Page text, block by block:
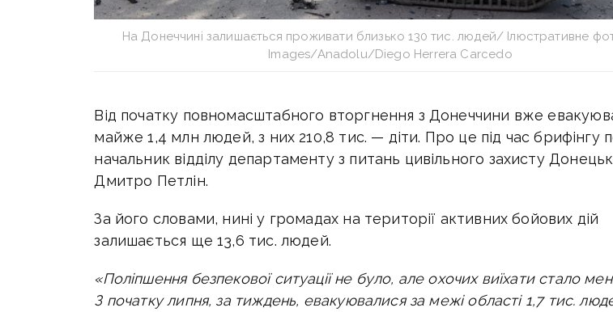
На Донеччині залишається проживати близько 130 тис. людей/ Ілюстративне
Images/Anadolu/Diego Herrera Carcedo
Від початку повномасштабного вторгнення з Донеччини вже
майже 1,4 млн людей, з них 210,8 тис. — діти. Про це під час брифінгу
начальник відділу департаменту з питань цивільного захисту
Дмитро Петлін.
За його словами, нині у громадах на території активних бойових дій
залишається ще13,6 тис. людей.
«Поліпшення безпекової ситуації не було, але охочих виїхати стало
З початку липня, за тиждень, евакуювалися за межі області 1,7 тис.